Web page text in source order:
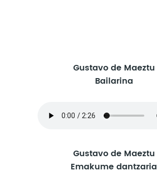
Gustavo de Maeztu
Bailarina
Gustavo de Maeztu
Emakume dantzaria